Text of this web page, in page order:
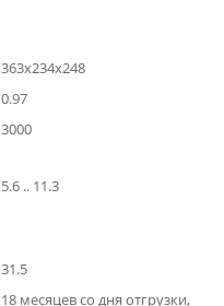
363х234х248
0.97
3000
5.6 .. 11.3
31.5
18 месяцев со дня отгрузки,